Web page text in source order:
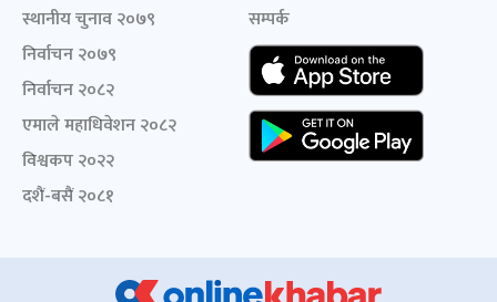
स्थानीय चुनाव २०७९
निर्वाचन २०७९
निर्वाचन २०८२
एमाले महाधिवेशन २०८२
विश्वकप २०२२
दशैं-बसैं २०८१
सम्पर्क